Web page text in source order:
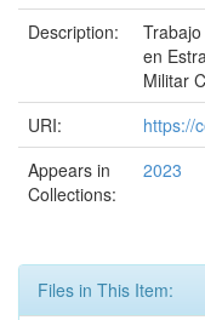
Description:
en
Militar
URI:
https://
Appears in
Collections:
2023
Files in This Item: